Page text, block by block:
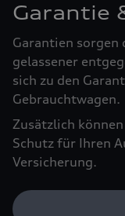
Garantie
Garantien sorgen
gelassener
sich zu den
Gebrauchtwagen.
Zusätzlich
Schutz für Ihren
Versicherung.